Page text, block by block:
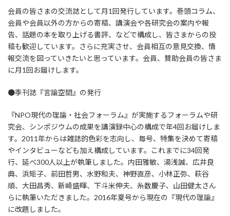
会員の皆さまの交流誌として月1回発行しています。巻頭コラム、
会員や会員以外の方からの寄稿、講演会や各研究会の案内や報
告、話題の本を取り上げる書評、などで構成し、皆さまからの投
稿も歓迎しています。さらに充実させ、会員相互の意見交換、情
報交流を図っていきたいと思っています。会員、賛助会員の皆さま
に月1回お届けします。
●季刊誌『言論空間』の発行
『NPO現代の理論・社会フォーラム』が実施するフォーラムや研
究会、シンポジウムの成果を講演録中心の構成で年4回お届けしま
す。2011年からは雑誌的色彩を志向し、毎号、特集を決めて寄稿
やインタビューなども加え構成しています。これまでに34回発
行、延べ300人以上が執筆しました。内田雅敏、湯浅誠、広井良
典、浜矩子、前田哲男、水野和夫、神野直彦、小林正弥、萩谷
順、大田昌秀、新崎盛暉、下斗米伸夫、糸数慶子、山田健太さん
らに執筆いただきました。2016年夏号から現在の『現代の理論』
に改題しました。